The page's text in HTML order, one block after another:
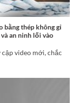
bằng thép không gỉ
an ninh lối vào
video mới, chắc